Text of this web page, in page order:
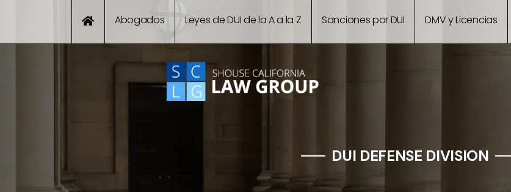
Abogados Leyes de DUI de la A a la Z Sanciones por DUI DMV y Licencias
DUI DEFENSE DIVISION